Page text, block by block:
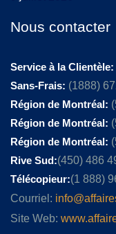
Nous contacter
Service à la Clientèle:
Sans-Frais: (1888)
Région de Montréal:
Région de Montréal:
Région de Montréal:
Rive Sud:(450) 486
Télécopieur:(1 888)
Courriel:
Site Web: